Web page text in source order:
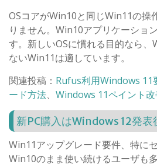
OSコアがWin10と同じWin11の操
りません。Win10アプリケーショ
す。新しいOSに慣れる目的なら
ないWin11は適しています。
関連投稿： Rufus利用Windows 11
ード方法、 Windows 11ペイント
新PC購入はWindows 12発表
Win11アップグレード要件、特に
Win10のまま使い続けるユーザも多